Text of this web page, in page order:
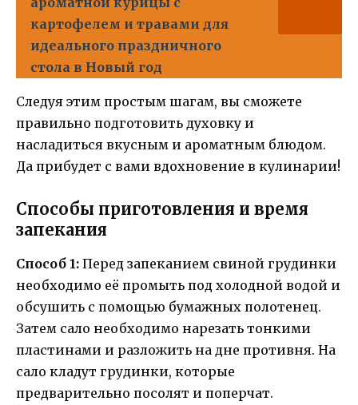
картофелем и травами для
идеального праздничного
стола в Новый год
Следуя этим простым шагам, вы сможете
правильно подготовить духовку и
насладиться вкусным и ароматным блюдом.
Да прибудет с вами вдохновение в кулинарии!
Способы приготовления и время
запекания
Способ 1: Перед запеканием свиной грудинки
необходимо её промыть под холодной водой и
обсушить с помощью бумажных полотенец.
Затем сало необходимо нарезать тонкими
пластинами и разложить на дне противня. На
сало кладут грудинки, которые
предварительно посолят и поперчат.